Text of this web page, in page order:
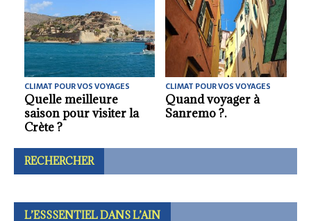
CLIMAT POUR VOS VOYAGES
La meilleure saison
pour visiter l’Irlande du
Nord.
CLIMAT POUR VOS VOYAGES
Climat : quand voyager
à Gênes ?.
RECHERCHER
L’ESSSENTIEL DANS L’AIN